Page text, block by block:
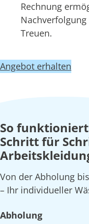
Rechnung
Treuen.
Angebot erhalten
So
Schritt für
Von der Abholung
– Ihr individueller
Abholung